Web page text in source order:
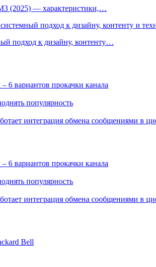
(2025) — характеристики,…
подход к дизайну, контенту…
6 вариантов прокачки канала
популярность
интеграция обмена сообщениями в
6 вариантов прокачки канала
популярность
интеграция обмена сообщениями в
Bell